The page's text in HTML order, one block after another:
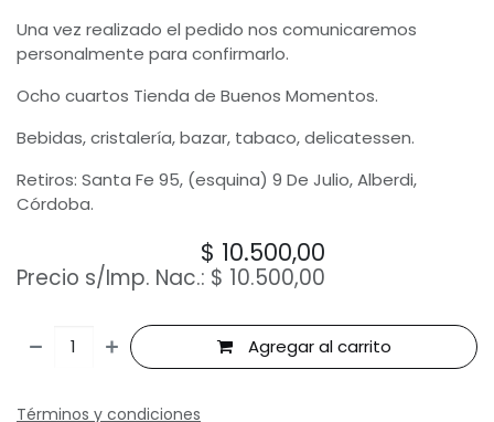
Una vez realizado el pedido nos comunicaremos
personalmente para confirmarlo.
Ocho cuartos Tienda de Buenos Momentos.
Bebidas, cristalería, bazar, tabaco, delicatessen.
Retiros: Santa Fe 95, (esquina) 9 De Julio, Alberdi,
Córdoba.
$ 10.500,00
Precio s/Imp. Nac.: $ 10.500,00
Agregar al carrito
Términos y condiciones